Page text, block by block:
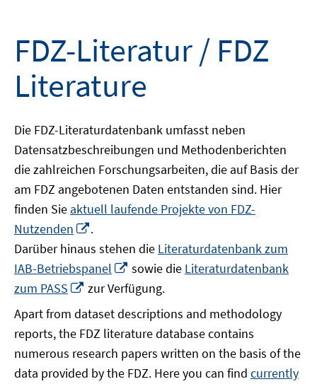
FDZ-Literatur / FDZ
Literature
Die FDZ-Literaturdatenbank umfasst neben
Datensatzbeschreibungen und Methodenberichten
die zahlreichen Forschungsarbeiten, die auf Basis der
am FDZ angebotenen Daten entstanden sind. Hier
finden Sie aktuell laufende Projekte von FDZ-
Nutzenden
neuem
Fenster
öffnen
.
Darüber hinaus stehen die Literaturdatenbank zum
IAB-Betriebspanel
In
neuem
Fenster
öffnen
sowie die Literaturdatenbank
zum PASS
In
Fenster
öffnen
zur Verfügung.
Apart from dataset descriptions and methodology
reports, the FDZ literature database contains
numerous research papers written on the basis of the
data provided by the FDZ. Here you can find currently